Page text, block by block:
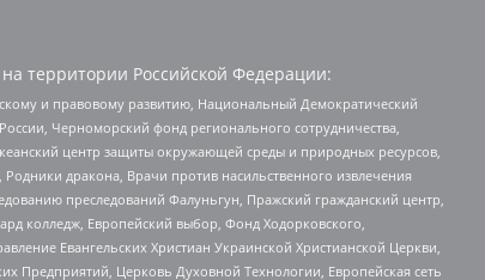
территории Российской Федерации:
и правовому развитию, Национальный Демократический
Черноморский фонд регионального сотрудничества,
центр защиты окружающей среды и природных ресурсов,
дракона, Врачи против насильственного извлечения
преследований Фалуньгун, Пражский гражданский центр,
колледж, Европейский выбор, Фонд Ходорковского,
Евангельских Христиан Украинской Христианской Церкви,
Предприятий, Церковь Духовной Технологии, Европейская сеть